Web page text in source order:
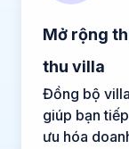
Mở rộng
thu villa
Đồng bộ
giúp bạn
ưu hóa